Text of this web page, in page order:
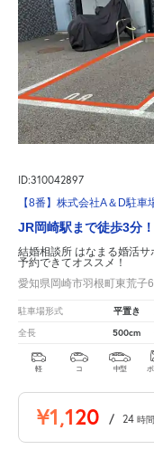
ID:310042897
【8番】株式会社A＆D駐車
JR岡崎駅まで徒歩3分
結婚相談所 はなまる婚活
予約できてオススメ！
愛知県岡崎市羽根町東荒子
駐車場形式 平置き
全長 500cm
軽 コ 中型
¥1,120 / 24 時間